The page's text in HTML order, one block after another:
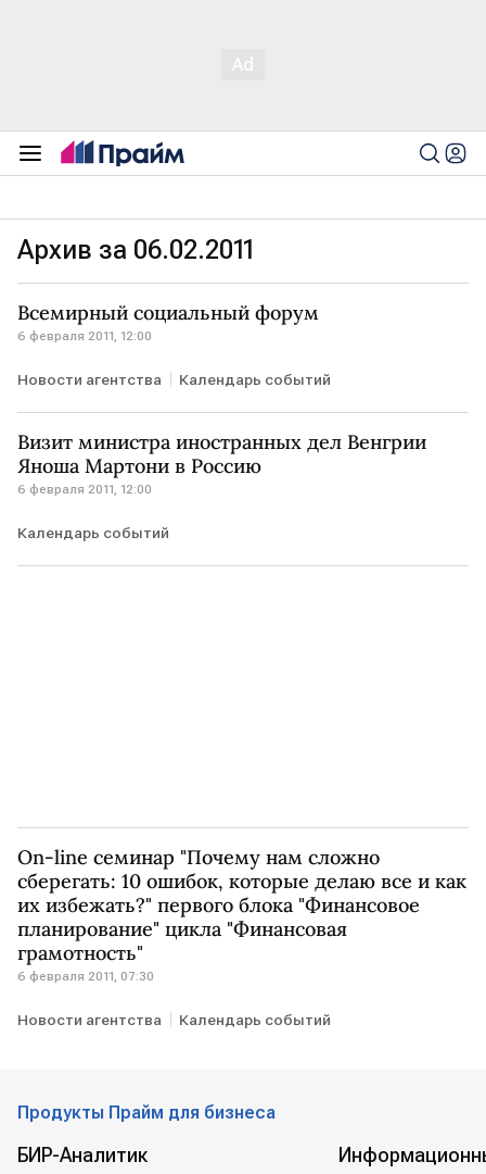
Архив за 06.02.2011
Всемирный социальный форум
6 февраля 2011, 12:00
Новости агентства Календарь событий
Визит министра иностранных дел Венгрии
Яноша Мартони в Россию
6 февраля 2011, 12:00
Календарь событий
On-line семинар "Почему нам сложно
сберегать: 10 ошибок, которые делаю все и как
их избежать?" первого блока "Финансовое
планирование" цикла "Финансовая
грамотность"
6 февраля 2011, 07:30
Новости агентства Календарь событий
Продукты Прайм для бизнеса
БИР-Аналитик